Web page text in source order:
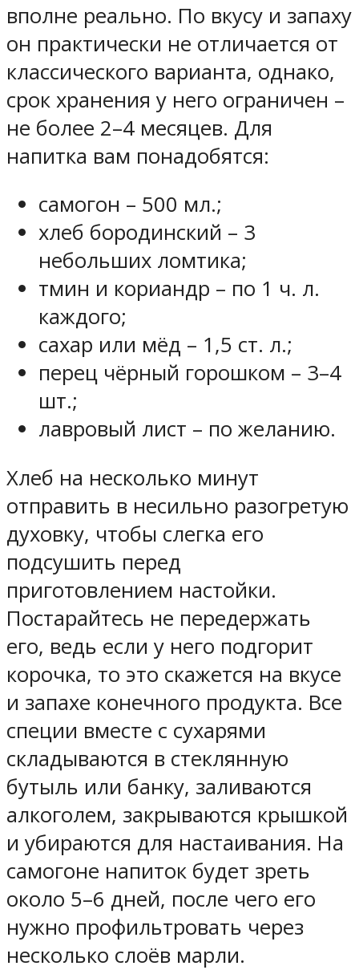
вполне реально. По вкусу и запаху
он практически не отличается от
классического варианта, однако,
срок хранения у него ограничен –
не более 2–4 месяцев. Для
напитка вам понадобятся:
самогон – 500 мл.;
хлеб бородинский – 3
небольших ломтика;
тмин и кориандр – по 1 ч. л.
каждого;
сахар или мёд – 1,5 ст. л.;
перец чёрный горошком – 3–4
шт.;
лавровый лист – по желанию.
Хлеб на несколько минут
отправить в несильно разогретую
духовку, чтобы слегка его
подсушить перед
приготовлением настойки.
Постарайтесь не передержать
его, ведь если у него подгорит
корочка, то это скажется на вкусе
и запахе конечного продукта. Все
специи вместе с сухарями
складываются в стеклянную
бутыль или банку, заливаются
алкоголем, закрываются крышкой
и убираются для настаивания. На
самогоне напиток будет зреть
около 5–6 дней, после чего его
нужно профильтровать через
несколько слоёв марли.